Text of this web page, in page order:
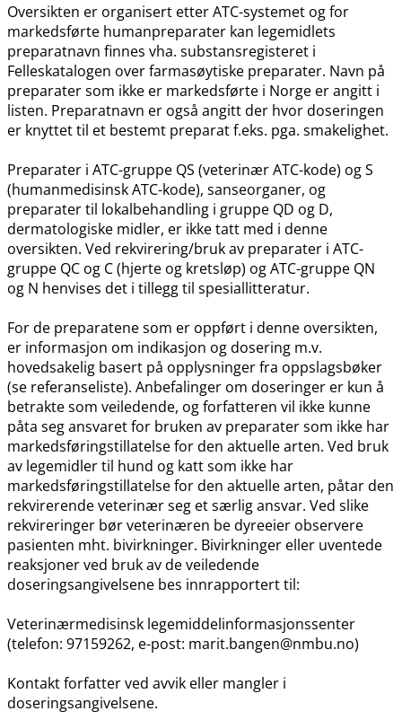
Oversikten er organisert etter ATC-systemet og for
markedsførte humanpreparater kan legemidlets
preparatnavn finnes vha. substansregisteret i
Felleskatalogen over farmasøytiske preparater. Navn på
preparater som ikke er markedsførte i Norge er angitt i
listen. Preparatnavn er også angitt der hvor doseringen
er knyttet til et bestemt preparat f.eks. pga. smakelighet.
Preparater i ATC-gruppe QS (veterinær ATC-kode) og S
(humanmedisinsk ATC-kode), sanseorganer, og
preparater til lokalbehandling i gruppe QD og D,
dermatologiske midler, er ikke tatt med i denne
oversikten. Ved rekvirering​/​bruk av preparater i ATC-
gruppe QC og C (hjerte og kretsløp) og ATC-gruppe QN
og N henvises det i tillegg til spesiallitteratur.
For de preparatene som er oppført i denne oversikten,
er informasjon om indikasjon og dosering m.v.
hovedsakelig basert på opplysninger fra oppslagsbøker
(se referanseliste). Anbefalinger om doseringer er kun å
betrakte som veiledende, og forfatteren vil ikke kunne
påta seg ansvaret for bruken av preparater som ikke har
markedsføringstillatelse for den aktuelle arten. Ved bruk
av legemidler til hund og katt som ikke har
markedsføringstillatelse for den aktuelle arten, påtar den
rekvirerende veterinær seg et særlig ansvar. Ved slike
rekvireringer bør veterinæren be dyreeier observere
pasienten mht. bivirkninger. Bivirkninger eller uventede
reaksjoner ved bruk av de veiledende
doseringsangivelsene bes innrapportert til:
Veterinærmedisinsk legemiddelinformasjonssenter
(telefon: 97159262, e-post: marit.bangen@nmbu.no)
Kontakt forfatter ved avvik eller mangler i
doseringsangivelsene.